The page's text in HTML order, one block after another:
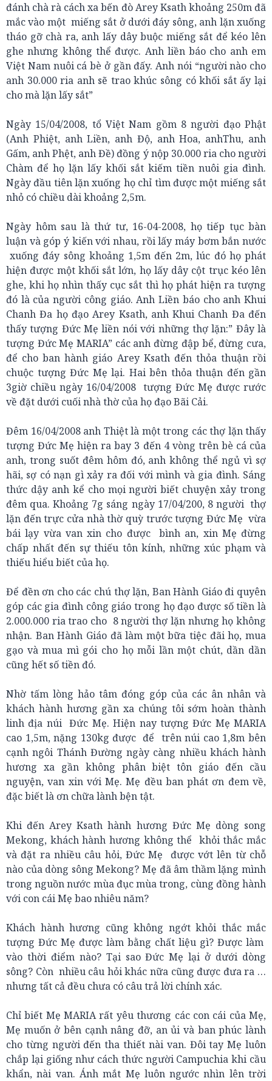
đánh chà rà cách xa bến đò Arey Ksath khoảng 250m đã
mắc vào một miếng sắt ở dưới đáy sông, anh lặn xuống
tháo gỡ chà ra, anh lấy dây buộc miếng sắt để kéo lên
ghe nhưng không thể được. Anh liền báo cho anh em
Việt Nam nuôi cá bè ở gần đấy. Anh nói “người nào cho
anh 30.000 ria anh sẽ trao khúc sông có khối sắt ấy lại
cho mà lặn lấy sắt”
Ngày 15/04/2008, tổ Việt Nam gồm 8 người đạo Phật
(Anh Phiệt, anh Liền, anh Độ, anh Hoa, anhThu, anh
Gấm, anh Phệt, anh Đề) đồng ý nộp 30.000 ria cho người
Chàm để họ lặn lấy khối sắt kiếm tiền nuôi gia đình.
Ngày đầu tiên lặn xuống họ chỉ tìm được một miếng sắt
nhỏ có chiều dài khoảng 2,5m.
Ngày hôm sau là thứ tư, 16-04-2008, họ tiếp tục bàn
luận và góp ý kiến với nhau, rồi lấy máy bơm bắn nước
xuống đáy sông khoảng 1,5m đến 2m, lúc đó họ phát
hiện được một khối sắt lớn, họ lấy dây cột trục kéo lên
ghe, khi họ nhìn thấy cục sắt thì họ phát hiện ra tượng
đó là của người công giáo. Anh Liền báo cho anh Khui
Chanh Đa họ đạo Arey Ksath, anh Khui Chanh Đa đến
thấy tượng Đức Mẹ liền nói với những thợ lặn:” Đây là
tượng Đức Mẹ MARIA” các anh đừng đập bể, đừng cưa,
để cho ban hành giáo Arey Ksath đến thỏa thuận rồi
chuộc tượng Đức Mẹ lại. Hai bên thỏa thuận đến gần
3giờ chiều ngày 16/04/2008 tượng Đức Mẹ được rước
về đặt dưới cuối nhà thờ của họ đạo Bãi Cải.
Đêm 16/04/2008 anh Thiệt là một trong các thợ lặn thấy
tượng Đức Mẹ hiện ra bay 3 đến 4 vòng trên bè cá của
anh, trong suốt đêm hôm đó, anh không thể ngủ vì sợ
hãi, sợ có nạn gì xảy ra đối với mình và gia đình. Sáng
thức dậy anh kể cho mọi người biết chuyện xảy trong
đêm qua. Khoảng 7g sáng ngày 17/04/200, 8 người thợ
lặn đến trực cửa nhà thờ quỳ trước tượng Đức Mẹ vừa
bái lạy vừa van xin cho được bình an, xin Mẹ đừng
chấp nhất đến sự thiếu tôn kính, những xúc phạm và
thiếu hiểu biết của họ.
Để đền ơn cho các chú thợ lặn, Ban Hành Giáo đi quyên
góp các gia đình công giáo trong họ đạo được số tiền là
2.000.000 ria trao cho 8 người thợ lặn nhưng họ không
nhận. Ban Hành Giáo đã làm một bữa tiệc đãi họ, mua
gạo và mua mì gói cho họ mỗi lần một chút, dần dần
cũng hết số tiền đó.
Nhờ tấm lòng hảo tâm đóng góp của các ân nhân và
khách hành hương gần xa chúng tôi sớm hoàn thành
linh địa núi Đức Mẹ. Hiện nay tượng Đức Mẹ MARIA
cao 1,5m, nặng 130kg được để trên núi cao 1,8m bên
cạnh ngôi Thánh Đường ngày càng nhiều khách hành
hương xa gần không phân biệt tôn giáo đến cầu
nguyện, van xin với Mẹ. Mẹ đều ban phát ơn đem về,
đặc biết là ơn chữa lành bện tật.
Khi đến Arey Ksath hành hương Đức Mẹ dòng song
Mekong, khách hành hương không thể khỏi thắc mắc
và đặt ra nhiều câu hỏi, Đức Mẹ được vớt lên từ chỗ
nào của dòng sông Mekong? Mẹ đã âm thầm lặng mình
trong nguồn nước mùa đục mùa trong, cùng đồng hành
với con cái Mẹ bao nhiêu năm?
Khách hành hương cũng không ngớt khỏi thắc mắc
tượng Đức Mẹ được làm bằng chất liệu gì? Được làm
vào thời điểm nào? Tại sao Đức Mẹ lại ở dưới dòng
sông? Còn nhiều câu hỏi khác nữa cũng được đưa ra …
nhưng tất cả đều chưa có câu trả lời chính xác.
Chỉ biết Mẹ MARIA rất yêu thương các con cái của Mẹ,
Mẹ muốn ở bên cạnh nâng đỡ, an ủi và ban phúc lành
cho từng người đến tha thiết nài van. Đôi tay Mẹ luôn
chắp lại giống như cách thức người Campuchia khi cầu
khẩn, nài van. Ánh mắt Mẹ luôn ngước nhìn lên trời